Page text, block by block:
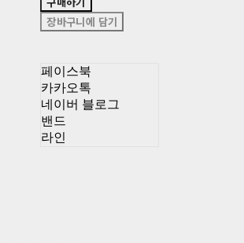
장바구니에 담기
페이스북
카카오톡
네이버 블로그
밴드
라인